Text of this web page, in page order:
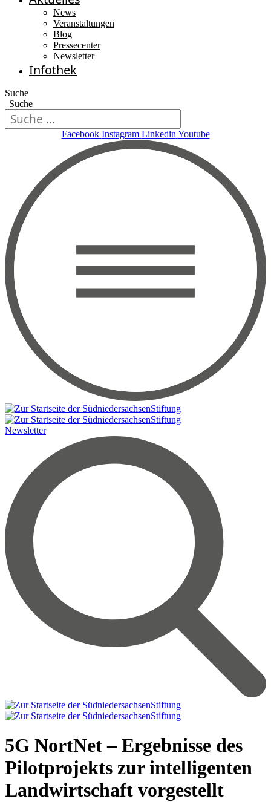
News
Veranstaltungen
Blog
Pressecenter
Newsletter
Infothek
Suche
Suche
Facebook Instagram Linkedin Youtube
Newsletter
5G NortNet – Ergebnisse des
Pilotprojekts zur intelligenten
Landwirtschaft vorgestellt